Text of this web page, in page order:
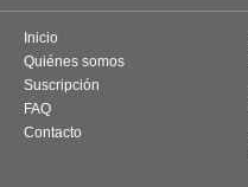
Inicio
Quiénes somos
Suscripción
FAQ
Contacto